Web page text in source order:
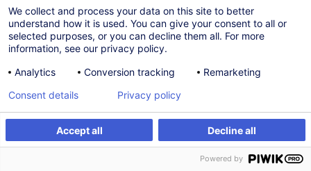
We collect and process your data on this site to better
understand how it is used. You can give your consent to all or
selected purposes, or you can decline them all. For more
information, see our privacy policy.
Analytics
Conversion tracking Remarketing
Accept all Decline all
Consent details Privacy policy
Powered by